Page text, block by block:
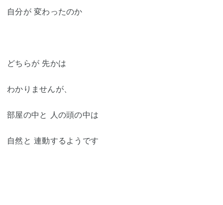
自分が 変わったのか
どちらが 先かは
わかりませんが、
部屋の中と 人の頭の中は
自然と 連動するようです